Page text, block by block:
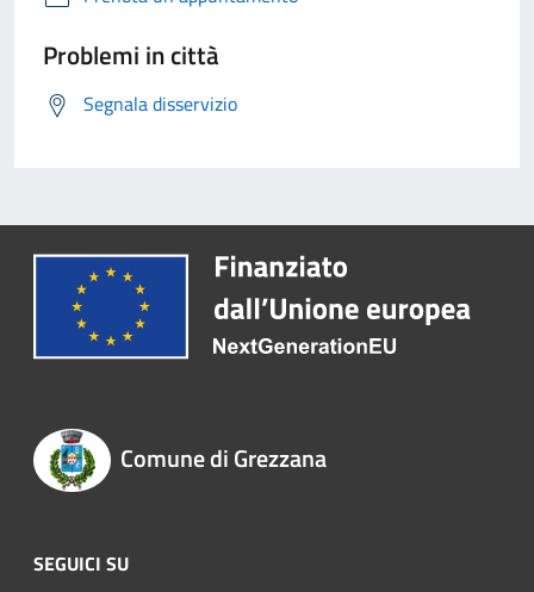
Problemi in città
Segnala disservizio
Comune di Grezzana
SEGUICI SU